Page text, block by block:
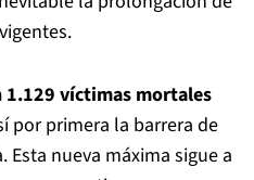
1.129 víctimas mortales
por primera la barrera de
nueva máxima sigue a